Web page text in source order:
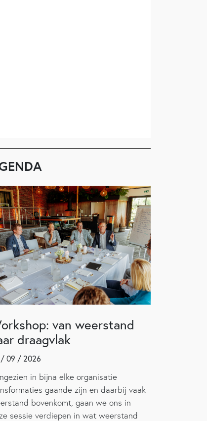
van weerstand
draagvlak
09 / 2026
in bijna elke organisatie
gaande zijn en daarbij vaak
bovenkomt, gaan we ons in
sessie verdiepen in wat weerstand